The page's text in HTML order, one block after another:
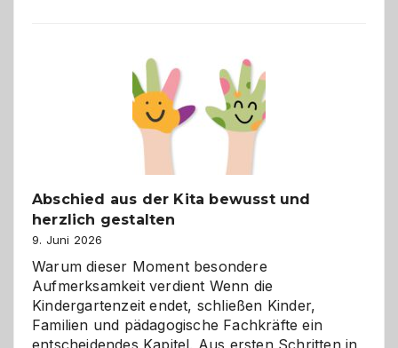
besser
verstehen
Abschied aus der Kita bewusst und
herzlich gestalten
9. Juni 2026
Warum dieser Moment besondere
Aufmerksamkeit verdient Wenn die
Kindergartenzeit endet, schließen Kinder,
Familien und pädagogische Fachkräfte ein
entscheidendes Kapitel. Aus ersten Schritten in